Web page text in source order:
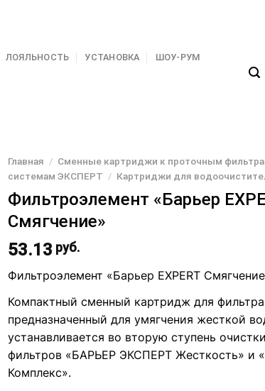
ЛОЯЛЬНОСТЬ УСТАНОВКА ШОУ-РУМ
Главная / Сменные картриджи к проточным
системам ЭКСПЕРТ / Картриджи для
Фильтроэлемент «Барьер
Смягчение»
53.13 руб.
Фильтроэлемент «Барьер EXPERT
Компактный сменный картридж для
предназначенный для умягчения жесткой
устанавливается во вторую ступень
фильтров «БАРЬЕР ЭКСПЕРТ Жесткость» и
Комплекс».